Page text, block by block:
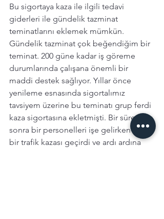
Bu sigortaya kaza ile ilgili tedavi
giderleri ile gündelik tazminat
teminatlarını eklemek mümkün.
Gündelik tazminat çok beğendiğim bir
teminat. 200 güne kadar iş göreme
durumlarında çalışana önemli bir
maddi destek sağlıyor. Yıllar önce
yenileme esnasında sigortalımız
tavsiyem üzerine bu teminatı grup ferdi
kaza sigortasına ekletmişti. Bir süre
sonra bir personelleri işe gelirken kötü
bir trafik kazası geçirdi ve ardı ardına